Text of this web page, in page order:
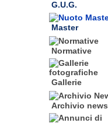
G.U.G.
Master
Normative
Gallerie
Archivio news